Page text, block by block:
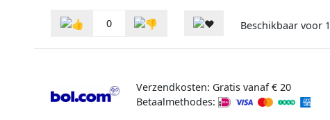
0 Beschikbaar voor
Verzendkosten: Gratis vanaf € 20
Betaalmethodes: